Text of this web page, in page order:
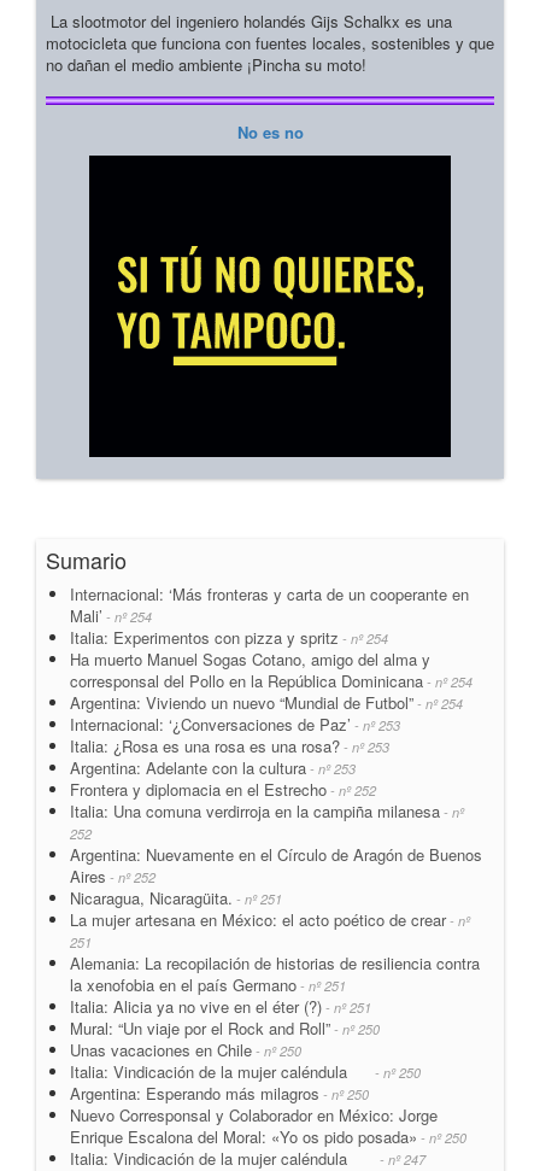
La slootmotor del ingeniero holandés Gijs Schalkx es una
motocicleta que funciona con fuentes locales, sostenibles y que
no dañan el medio ambiente ¡Pincha su moto!
No es no
Sumario
Internacional: ‘Más fronteras y carta de un cooperante en
Mali’ - nº 254
Italia: Experimentos con pizza y spritz - nº 254
Ha muerto Manuel Sogas Cotano, amigo del alma y
corresponsal del Pollo en la República Dominicana - nº 254
Argentina: Viviendo un nuevo “Mundial de Futbol” - nº 254
Internacional: ‘¿Conversaciones de Paz’ - nº 253
Italia: ¿Rosa es una rosa es una rosa? - nº 253
Argentina: Adelante con la cultura - nº 253
Frontera y diplomacia en el Estrecho - nº 252
Italia: Una comuna verdirroja en la campiña milanesa - nº
252
Argentina: Nuevamente en el Círculo de Aragón de Buenos
Aires - nº 252
Nicaragua, Nicaragüita. - nº 251
La mujer artesana en México: el acto poético de crear- nº
251
Alemania: La recopilación de historias de resiliencia contra
la xenofobia en el país Germano - nº 251
Italia: Alicia ya no vive en el éter (?) - nº 251
Mural: “Un viaje por el Rock and Roll” - nº 250
Unas vacaciones en Chile - nº 250
Italia: Vindicación de la mujer caléndula - nº 250
Argentina: Esperando más milagros - nº 250
Nuevo Corresponsal y Colaborador en México: Jorge
Enrique Escalona del Moral: «Yo os pido posada» - nº 250
Italia: Vindicación de la mujer caléndula - nº 247